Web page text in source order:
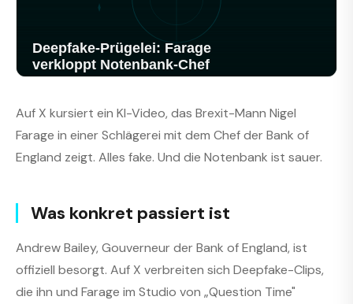
Auf X kursiert ein KI-Video, das Brexit-Mann Nigel
Farage in einer Schlägerei mit dem Chef der Bank of
England zeigt. Alles fake. Und die Notenbank ist sauer.
Was konkret passiert ist
Andrew Bailey, Gouverneur der Bank of England, ist
offiziell besorgt. Auf X verbreiten sich Deepfake-Clips,
die ihn und Farage im Studio von „Question Time"